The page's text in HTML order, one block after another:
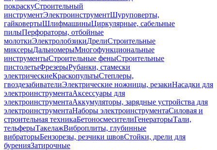
покраскуСтроительный
инструментЭлектроинструментШуруповерты,
гайковертыШлифмашиныЦиркулярные, сабельные
пилыПерфораторы, отбойные
молоткиЭлектролобзикиДрелиСтроительные
миксерыДальномерыМногофункциональные
инструментыСтроительные феныСтроительные
пистолетыФрезерыРубанки, стамески
электрическиеКраскопультыСтеплеры,
гвоздезабивателиЭлектрические ножницы, резакиНасадки для
электроинструментаАксессуары для
электроинструментаАккумуляторы, зарядные устройства для
электроинструментаНаборы электроинструментаСиловая и
строительная техникаБетоносмесителиГенераторыТали,
тельферыТакелажВиброплиты, глубинные
вибраторыБензорезы, резчики швовСтойки, дрели для
буренияЗатирочные